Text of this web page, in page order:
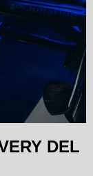
DEL